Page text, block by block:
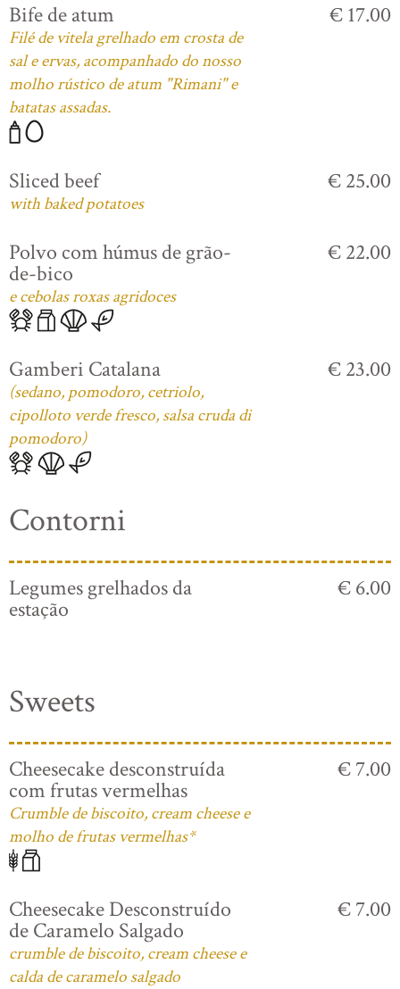
Bife de atum
Filé de vitela grelhado em crosta de
sal e ervas, acompanhado do nosso
molho rústico de atum "Rimani" e
batatas assadas.
€ 17.00
Sliced beef
with baked potatoes
€ 25.00
Polvo com húmus de grão-
de-bico
e cebolas roxas agridoces
€ 22.00
Gamberi Catalana
(sedano, pomodoro, cetriolo,
cipolloto verde fresco, salsa cruda di
pomodoro)
€ 23.00
Contorni
Legumes grelhados da
estação
€ 6.00
Sweets
Cheesecake desconstruída
com frutas vermelhas
Crumble de biscoito, cream cheese e
molho de frutas vermelhas*
€ 7.00
Cheesecake Desconstruído
de Caramelo Salgado
crumble de biscoito, cream cheese e
calda de caramelo salgado
€ 7.00